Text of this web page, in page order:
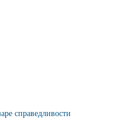
справедливости